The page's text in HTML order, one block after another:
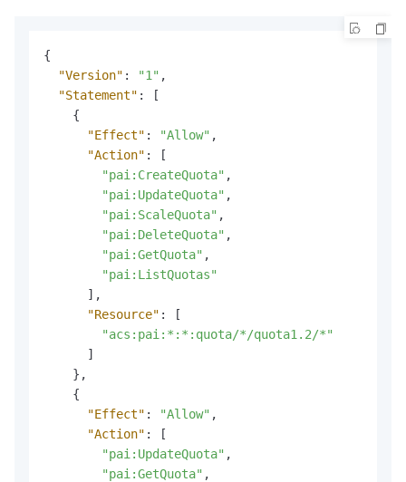
{
"Version" : "1" ,
"Statement" :
[
{
"Effect" : "Allow" ,
"Action" :
[
"pai:CreateQuota" ,
"pai:UpdateQuota" ,
"pai:ScaleQuota" ,
"pai:DeleteQuota" ,
"pai:GetQuota" ,
"pai:ListQuotas"
] ,
"Resource" :
[
"acs:pai:*:*:quota/*/quota1.2/*"
]
} ,
{
"Effect" : "Allow" ,
"Action" :
[
"pai:UpdateQuota" ,
"pai:GetQuota" ,